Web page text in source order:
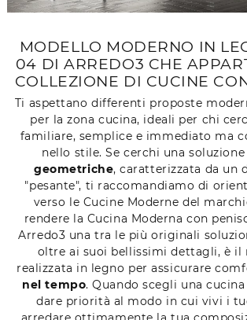
MODELLO MODERNO IN
04 DI ARREDO3 CHE
COLLEZIONE DI CUCINE
Ti aspettano differenti proposte
per la zona cucina, ideali per chi
familiare, semplice e immediato ma
nello stile. Se cerchi una
geometriche, caratterizzata da un
"pesante", ti raccomandiamo di
verso le Cucine Moderne del
rendere la Cucina Moderna con
Arredo3 una tra le più originali
oltre ai suoi bellissimi dettagli, è il
realizzata in legno per assicurare
nel tempo. Quando scegli una
dare priorità al modo in cui vivi i